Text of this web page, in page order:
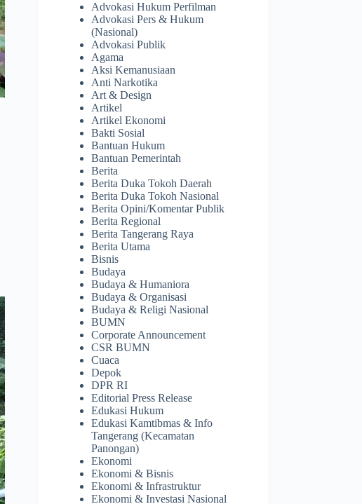
Advokasi Hukum Perfilman
Advokasi Pers & Hukum
(Nasional)
Advokasi Publik
Agama
Aksi Kemanusiaan
Anti Narkotika
Art & Design
Artikel
Artikel Ekonomi
Bakti Sosial
Bantuan Hukum
Bantuan Pemerintah
Berita
Berita Duka Tokoh Daerah
Berita Duka Tokoh Nasional
Berita Opini/Komentar Publik
Berita Regional
Berita Tangerang Raya
Berita Utama
Bisnis
Budaya
Budaya & Humaniora
Budaya & Organisasi
Budaya & Religi Nasional
BUMN
Corporate Announcement
CSR BUMN
Cuaca
Depok
DPR RI
Editorial Press Release
Edukasi Hukum
Edukasi Kamtibmas & Info
Tangerang (Kecamatan
Panongan)
Ekonomi
Ekonomi & Bisnis
Ekonomi & Infrastruktur
Ekonomi & Investasi Nasional